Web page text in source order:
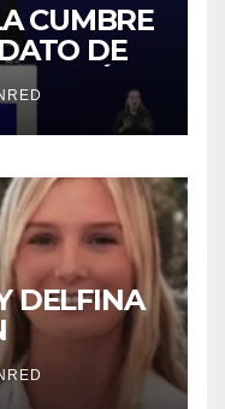
CUMBRE
DE
DELFINA